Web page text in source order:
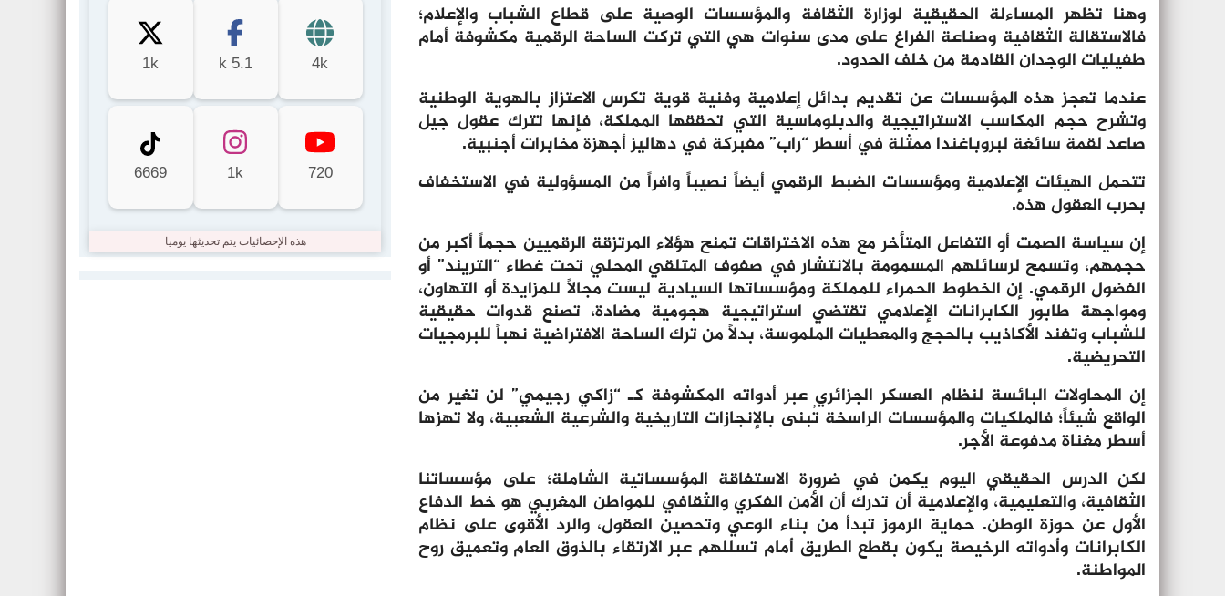
وهنا تظهر المساءلة الحقيقية لوزارة الثقافة والمؤسسات الوصية على قطاع الشباب والإعلام؛
فالاستقالة الثقافية وصناعة الفراغ على مدى سنوات هي التي تركت الساحة الرقمية مكشوفة أمام
طفيليات الوجدان القادمة من خلف الحدود.
عندما تعجز هذه المؤسسات عن تقديم بدائل إعلامية وفنية قوية تكرس الاعتزاز بالهوية الوطنية
وتشرح حجم المكاسب الاستراتيجية والدبلوماسية التي تحققها المملكة، فإنها تترك عقول جيل
صاعد لقمة سائغة لبروباغندا ممثلة في أسطر “راب” مفبركة في دهاليز أجهزة مخابرات أجنبية.
تتحمل الهيئات الإعلامية ومؤسسات الضبط الرقمي أيضاً نصيباً وافراً من المسؤولية في الاستخفاف
بحرب العقول هذه.
إن سياسة الصمت أو التفاعل المتأخر مع هذه الاختراقات تمنح هؤلاء المرتزقة الرقميين حجماً أكبر من
حجمهم، وتسمح لرسائلهم المسمومة بالانتشار في صفوف المتلقي المحلي تحت غطاء “التريند” أو
الفضول الرقمي. إن الخطوط الحمراء للمملكة ومؤسساتها السيادية ليست مجالاً للمزايدة أو التهاون،
ومواجهة طابور الكابرانات الإعلامي تقتضي استراتيجية هجومية مضادة، تصنع قدوات حقيقية
للشباب وتفند الأكاذيب بالحجج والمعطيات الملموسة، بدلاً من ترك الساحة الافتراضية نهباً للبرمجيات
التحريضية.
إن المحاولات البائسة لنظام العسكر الجزائري عبر أدواته المكشوفة كـ “زاكي رجيمي” لن تغير من
الواقع شيئاً؛ فالملكيات والمؤسسات الراسخة تُبنى بالإنجازات التاريخية والشرعية الشعبية، ولا تهزها
أسطر مغناة مدفوعة الأجر.
لكن الدرس الحقيقي اليوم يكمن في ضرورة الاستفاقة المؤسساتية الشاملة؛ على مؤسساتنا
الثقافية، والتعليمية، والإعلامية أن تدرك أن الأمن الفكري والثقافي للمواطن المغربي هو خط الدفاع
الأول عن حوزة الوطن. حماية الرموز تبدأ من بناء الوعي وتحصين العقول، والرد الأقوى على نظام
الكابرانات وأدواته الرخيصة يكون بقطع الطريق أمام تسللهم عبر الارتقاء بالذوق العام وتعميق روح
المواطنة.
4k
5.1 k
1k
720
1k
6669
هذه الإحصائيات يتم تحديثها يوميا